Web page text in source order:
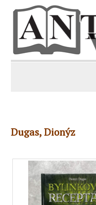
Dugas, Dionýz